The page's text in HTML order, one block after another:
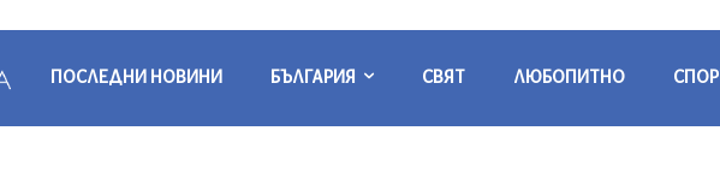
ПОСЛЕДНИ НОВИНИ БЪЛГАРИЯ СВЯТ ЛЮБОПИТНО СПОРТ